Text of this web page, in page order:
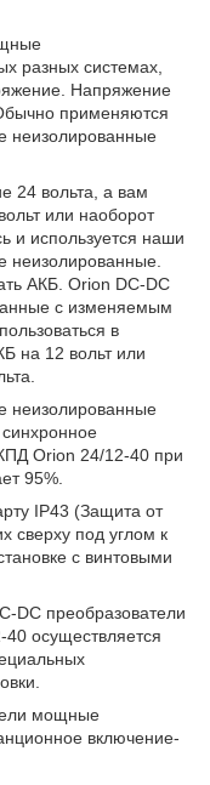
разных системах,
Напряжение
применяются
неизолированные
24 вольта, а вам
или наоборот
и используется наши
неизолированные.
АКБ. Orion DC-DC
c изменяемым
в
на 12 вольт или
неизолированные
Orion 24/12-40 при
95%.
IP43 (Защита от
сверху под углом к
с винтовыми
DC преобразователи
осуществляется
мощные
включение-